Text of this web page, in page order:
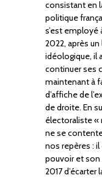
consistant en
politique
s’est employé
2022, après
idéologique, il
continuer ses
maintenant à
d’affiche de
de droite. En
électoraliste «
ne se
nos repères :
pouvoir et
2017